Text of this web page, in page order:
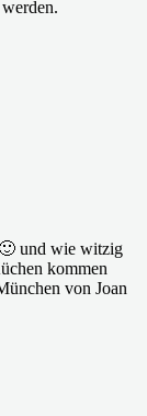
und wie witzig
kommen
von Joan